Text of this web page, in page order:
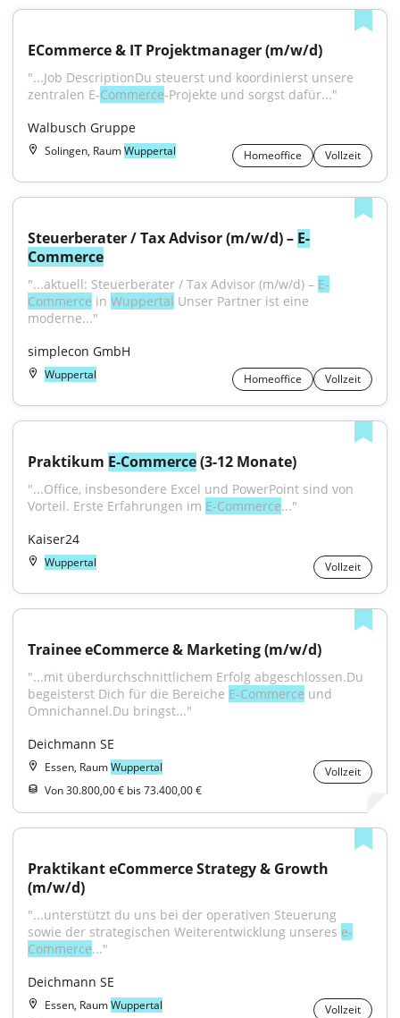
ECommerce & IT Projektmanager (m/w/d)
"...Job DescriptionDu steuerst und koordinierst unsere
zentralen E-Commerce-Projekte und sorgst dafür..."
Walbusch Gruppe
Solingen, RaumWuppertal Homeoffice Vollzeit
Steuerberater / Tax Advisor (m/w/d) – E-
Commerce
"...aktuell: Steuerberater / Tax Advisor (m/w/d) – E-
Commerce in Wuppertal Unser Partner ist eine
moderne..."
simplecon GmbH
Wuppertal Homeoffice Vollzeit
Praktikum E-Commerce (3-12 Monate)
"...Office, insbesondere Excel und PowerPoint sind von
Vorteil. Erste Erfahrungen im E-Commerce..."
Kaiser24
Wuppertal Vollzeit
Trainee eCommerce & Marketing (m/w/d)
"...mit überdurchschnittlichem Erfolg abgeschlossen.Du
begeisterst Dich für die Bereiche E-Commerce und
Omnichannel.Du bringst..."
Deichmann SE
Essen, RaumWuppertal
Vollzeit
Von 30.800,00 € bis 73.400,00 €
Praktikant eCommerce Strategy & Growth
(m/w/d)
"...unterstützt du uns bei der operativen Steuerung
sowie der strategischen Weiterentwicklung unseres e-
Commerce..."
Deichmann SE
Essen, RaumWuppertal
Vollzeit